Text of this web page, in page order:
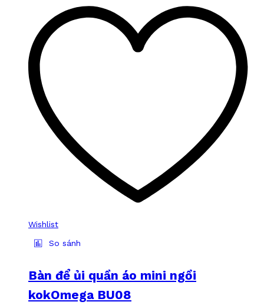
Wishlist
So sánh
Bàn để ủi quần áo mini ngồi
kokOmega BU08